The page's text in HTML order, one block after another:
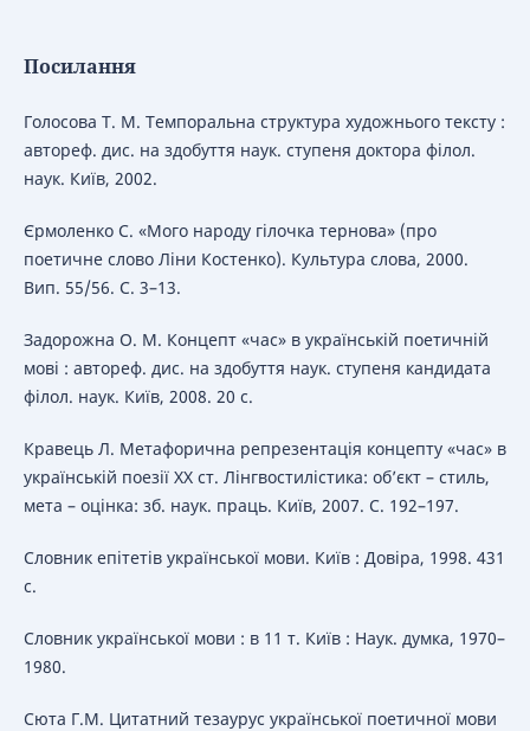
Посилання
Голосова Т. М. Темпоральна структура художнього тексту :
автореф. дис. на здобуття наук. ступеня доктора філол.
наук. Київ, 2002.
Єрмоленко С. «Мого народу гілочка тернова» (про
поетичне слово Ліни Костенко). Культура слова, 2000.
Вип. 55/56. С. 3–13.
Задорожна О. М. Концепт «час» в українській поетичній
мові : автореф. дис. на здобуття наук. ступеня кандидата
філол. наук. Київ, 2008. 20 с.
Кравець Л. Метафорична репрезентація концепту «час» в
українській поезії ХХ ст. Лінгвостилістика: об’єкт – стиль,
мета – оцінка: зб. наук. праць. Київ, 2007. С. 192–197.
Словник епітетів української мови. Київ : Довіра, 1998. 431
с.
Словник української мови : в 11 т. Київ : Наук. думка, 1970–
1980.
Сюта Г.М. Цитатний тезаурус української поетичної мови